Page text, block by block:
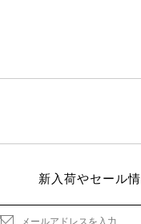
新入荷やセール